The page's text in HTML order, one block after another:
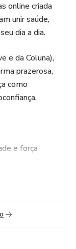
online criada
unir saúde,
dia a dia.
e da Coluna),
prazerosa,
como
e força
ajudando no